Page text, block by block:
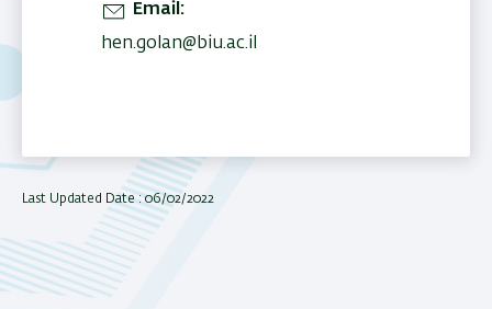
Email
hen.golan@biu.ac.il
Last Updated Date : 06/02/2022